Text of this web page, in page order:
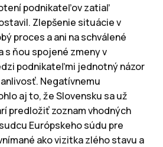
podnikateľov zatiaľ
Zlepšenie situácie v
proces a ani na schválené
s ňou spojené zmeny v
podnikateľmi jednotný názor
Negatívnemu
aj to, že Slovensku sa už
predložiť zoznam vhodných
Európskeho súdu pre
ako vizitka zlého stavu a